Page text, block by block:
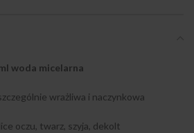
woda micelarna
wrażliwa i naczynkowa
oczu, twarz, szyja, dekolt